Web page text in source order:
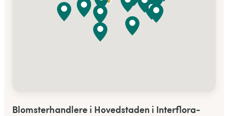
Blomsterhandlere i Hovedstaden i Interflora-